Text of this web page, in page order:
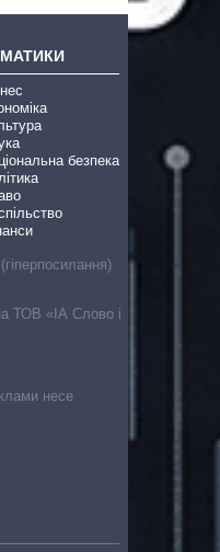
безпека
ТОВ «ІА Слово і
несе